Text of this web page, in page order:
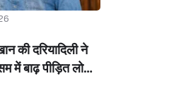
की दरियादिली ने
में बाढ़ पीड़ित लोगों